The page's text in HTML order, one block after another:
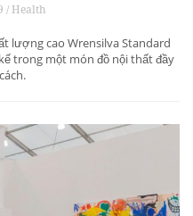
/ Health
lượng cao Wrensilva Standard
trong một món đồ nội thất đầy